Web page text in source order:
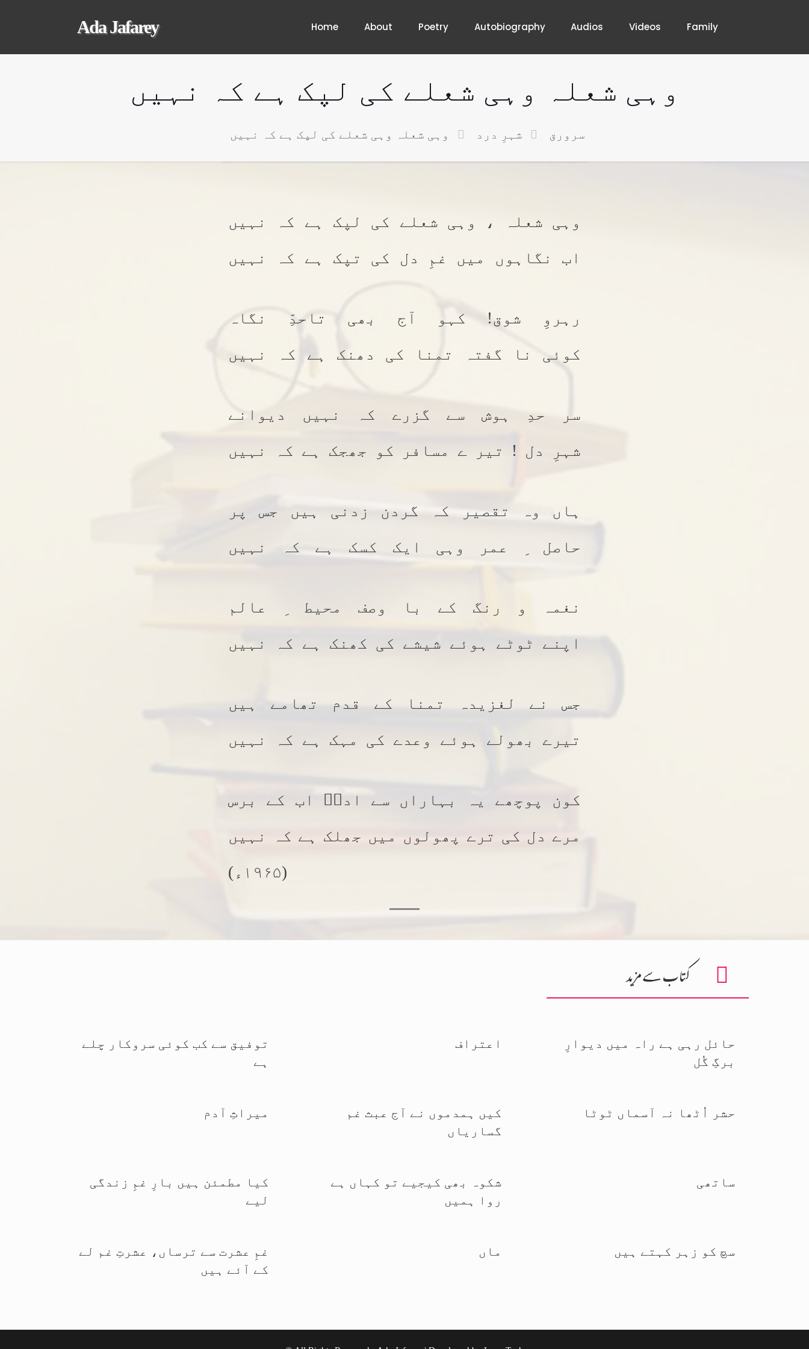
Ada Jafarey Home About Poetry Autobiography Audios Videos Family
وہی شعلہ وہی شعلے کی لپک ہے کہ نہیں
سرورق شہرِ درد وہی شعلہ وہی شعلے کی لپک ہے کہ نہیں
وہی شعلہ ، وہی شعلے کی لپک ہے کہ نہیں
اب نگاہوں میں غمِ دل کی تپک ہے کہ نہیں
رہروِ شوق! کہو آج بھی تاحدِّ نگاہ
کوئی نا گفتہ تمنا کی دھنک ہے کہ نہیں
سر حدِ ہوش سے گزرے کہ نہیں دیوانے
شہرِ دل ! تیر ے مسافر کو جھجک ہے کہ نہیں
ہاں وہ تقصیر کہ گردن زدنی ہیں جس پر
حاصل ِ عمر وہی ایک کسک ہے کہ نہیں
نغمہ و رنگ کے با وصف محیط ِ عالم
اپنے ٹوٹے ہوئے شیشے کی کھنک ہے کہ نہیں
جس نے لغزیدہ تمنا کے قدم تھامے ہیں
تیرے بھولے ہوئے وعدے کی مہک ہے کہ نہیں
کون پوچھے یہ بہاراں سے اداؔ اب کے برس
مرے دل کی ترے پھولوں میں جھلک ہے کہ نہیں
(۱۹۶۵ء)
کتاب سے مزید
حائل رہی ہے راہ میں دیوارِ
برگِ گُل
اعتراف
توفیق سے کب کوئی سروکار چلے
ہے
حشر اُٹھا نہ آسماں ٹوٹا
کیں ہمدموں نے آج عبث غم
گساریاں
میراثِ آدم
ساتھی
شکوہ بھی کیجیے تو کہاں ہے
روا ہمیں
کیا مطمئن ہیں بارِ غمِ زندگی
لیے
سچ کو زہر کہتے ہیں ماں
غمِ عشرت سے ترساں، عشرتِ غم لے
کے آئے ہیں